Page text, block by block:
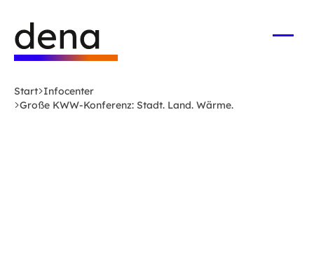
Hauptinhalt
springen
Deutsche
Energie-
Agentur
-
Start Infocenter
Große KWW-Konferenz: Stadt. Land. Wärme.